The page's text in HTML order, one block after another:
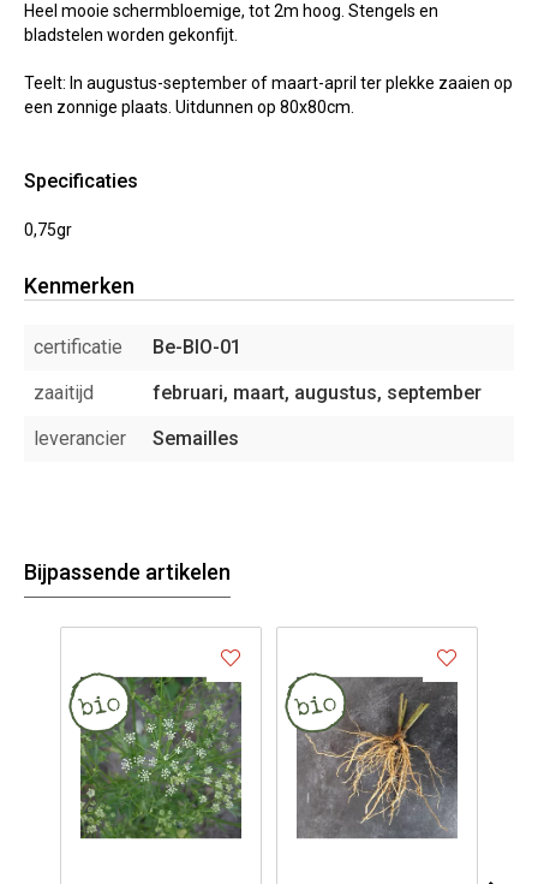
Heel mooie schermbloemige, tot 2m hoog. Stengels en
bladstelen worden gekonfijt.
Teelt: In augustus-september of maart-april ter plekke zaaien op
een zonnige plaats. Uitdunnen op 80x80cm.
Specificaties
0,75gr
Kenmerken
certificatie
Be-BIO-01
zaaitijd
februari, maart, augustus, september
leverancier
Semailles
Bijpassende artikelen